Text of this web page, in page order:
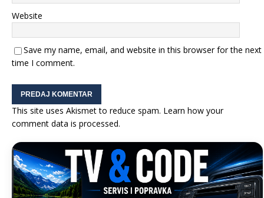
Website
Save my name, email, and website in this browser for the next
time I comment.
This site uses Akismet to reduce spam. Learn how your
comment data is processed.